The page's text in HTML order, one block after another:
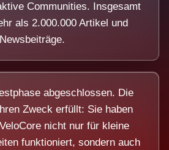
Communities. Insgesamt
als 2.000.000 Artikel und
Newsbeiträge.
abgeschlossen. Die
Zweck erfüllt: Sie haben
nicht nur für kleine
funktioniert, sondern auch